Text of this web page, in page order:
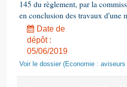
145 du règlement, par la
en conclusion des travaux d'une
Date de
dépôt :
05/06/2019
Voir le dossier (Economie :